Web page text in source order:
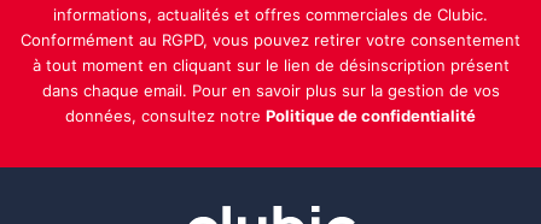
informations, actualités et offres commerciales de Clubic.
Conformément au RGPD, vous pouvez retirer votre consentement
à tout moment en cliquant sur le lien de désinscription présent
dans chaque email. Pour en savoir plus sur la gestion de vos
données, consultez notre Politique de confidentialité